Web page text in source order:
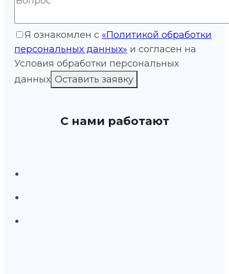
Я ознакомлен с «Политикой обработки
персональных данных» и согласен на
Условия обработки персональных
данных
С нами работают